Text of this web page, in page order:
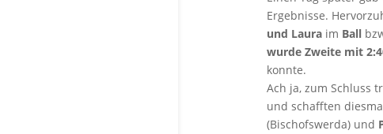
Ergebnisse.
und Lauraim Ball
wurde Zweite mit
konnte.
Ach ja, zum Schluss
und schafften
(Bischofswerda) und